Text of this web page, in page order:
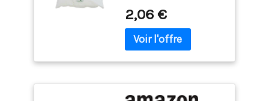
Thaïlande De la marque
JADE LEAF BRAND
Qualité supérieure
2,06 €